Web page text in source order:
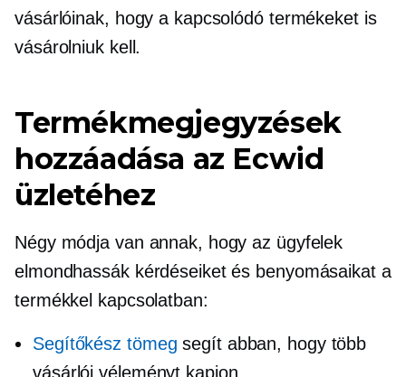
vásárlóinak, hogy a kapcsolódó termékeket is
vásárolniuk kell.
Termékmegjegyzések
hozzáadása az Ecwid
üzletéhez
Négy módja van annak, hogy az ügyfelek
elmondhassák kérdéseiket és benyomásaikat a
termékkel kapcsolatban:
Segítőkész tömeg segít abban, hogy több
vásárlói véleményt kapjon.